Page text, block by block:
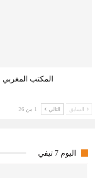
المكتب
السابق التالي 1 من 26
اليوم 7 تيفي